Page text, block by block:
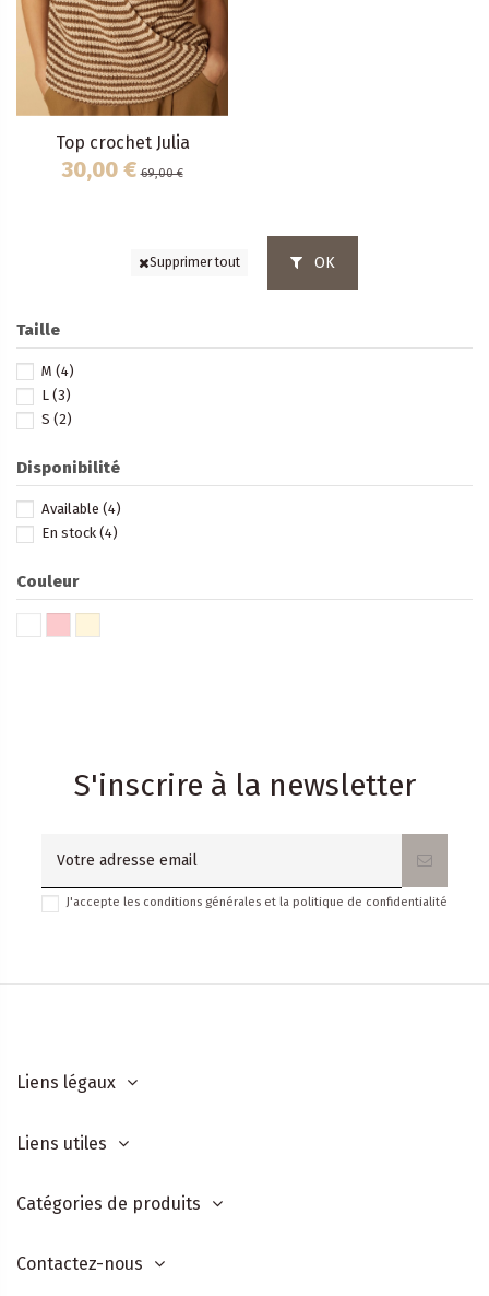
Top crochet Julia
30,00 € 69,00 €
Supprimer tout OK
Taille
M (4)
L (3)
S (2)
Disponibilité
Available (4)
En stock (4)
Couleur
S'inscrire à la newsletter
J'accepte les conditions générales et la politique de confidentialité
Liens légaux
Liens utiles
Catégories de produits
Contactez-nous